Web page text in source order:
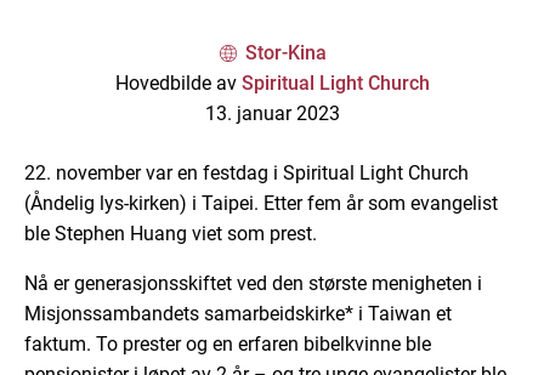
Stor-Kina
Hovedbilde av Spiritual Light Church
13. januar 2023
22. november var en festdag i Spiritual Light Church
(Åndelig lys-kirken) i Taipei. Etter fem år som evangelist
ble Stephen Huang viet som prest.
Nå er generasjonsskiftet ved den største menigheten i
Misjonssambandets samarbeidskirke* i Taiwan et
faktum. To prester og en erfaren bibelkvinne ble